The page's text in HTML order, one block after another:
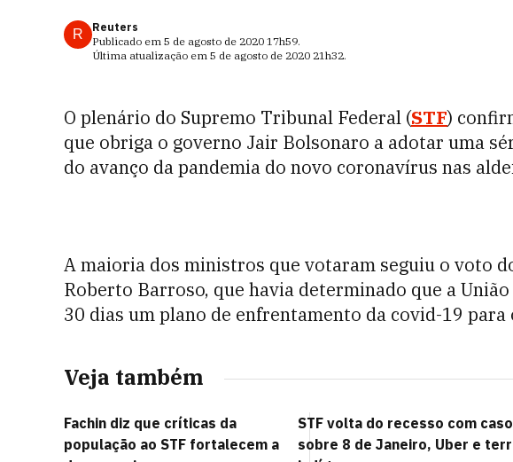
R
Reuters
Publicado em 5 de agosto de 2020 17h59.
Última atualização em 5 de agosto de 2020 21h32.
O plenário do Supremo Tribunal Federal (STF)
que obriga o governo Jair Bolsonaro a adotar uma
do avanço da pandemia do novo coronavírus nas
A maioria dos ministros que votaram seguiu o voto
Roberto Barroso, que havia determinado que a
30 dias um plano de enfrentamento da covid-19 para
Veja também
Fachin diz que críticas da
população ao STF fortalecem a
STF volta do recesso com
sobre 8 de Janeiro, Uber e